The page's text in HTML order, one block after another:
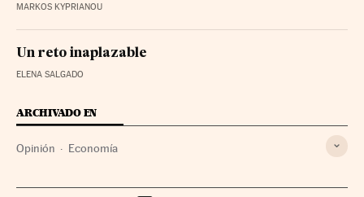
MARKOS KYPRIANOU
Un reto inaplazable
ELENA SALGADO
ARCHIVADO EN
Opinión Economía